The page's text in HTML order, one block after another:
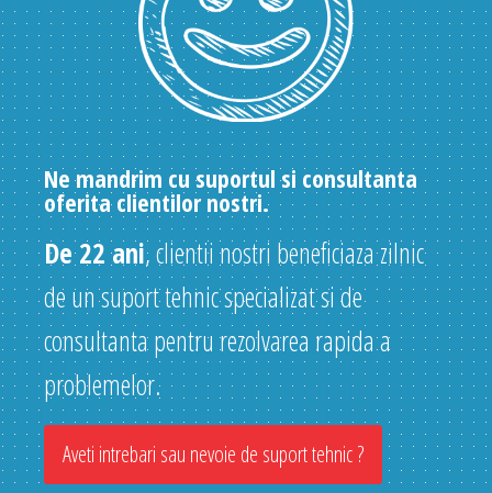
Ne mandrim cu suportul si consultanta
oferita clientilor nostri.
De 22 ani, clientii nostri beneficiaza zilnic
de un suport tehnic specializat si de
consultanta pentru rezolvarea rapida a
problemelor.
Aveti intrebari sau nevoie de suport tehnic ?